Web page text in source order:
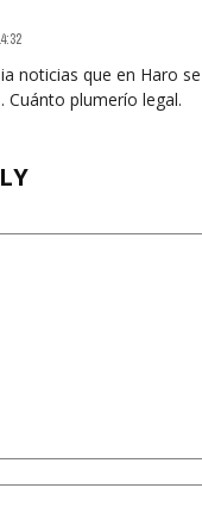
noticias que en Haro
Cuánto plumerío legal.